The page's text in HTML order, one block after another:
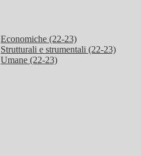
Economiche (22-23)
Strutturali e strumentali (22-23)
Umane (22-23)